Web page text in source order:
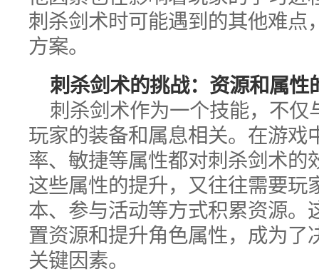
刺杀剑术时可能遇到的其他难点
方案。
刺杀剑术的挑战：资源和属性
刺杀剑术作为一个技能，不
玩家的装备和属息相关。在游戏
率、敏捷等属性都对刺杀剑术的
这些属性的提升，又往往需要玩
本、参与活动等方式积累资源。
置资源和提升角色属性，成为了
关键因素。